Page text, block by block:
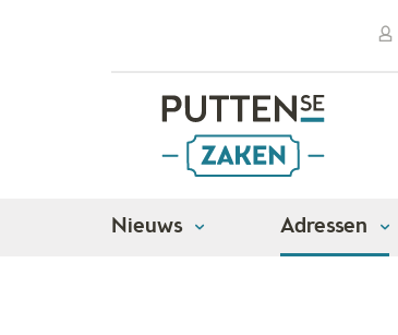
Nieuws Adressen